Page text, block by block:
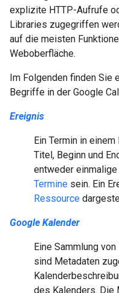
explizite HTTP-Aufrufe
Libraries zugegriffen
auf die meisten
Weboberfläche.
Im Folgenden finden Sie
Begriffe in der Google
Ereignis
Ein Termin in
Titel, Beginn und
entweder
Termine sein. Ein
Ressource
Google Kalender
Eine Sammlung
sind Metadaten
des Kalenders. Die